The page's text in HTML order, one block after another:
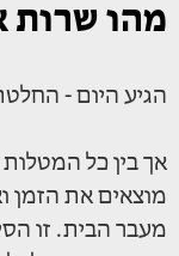
מהו שרות
הגיע היום -
אך בין כל המטלות
מוצאים את הזמן
מעבר הבית. זו